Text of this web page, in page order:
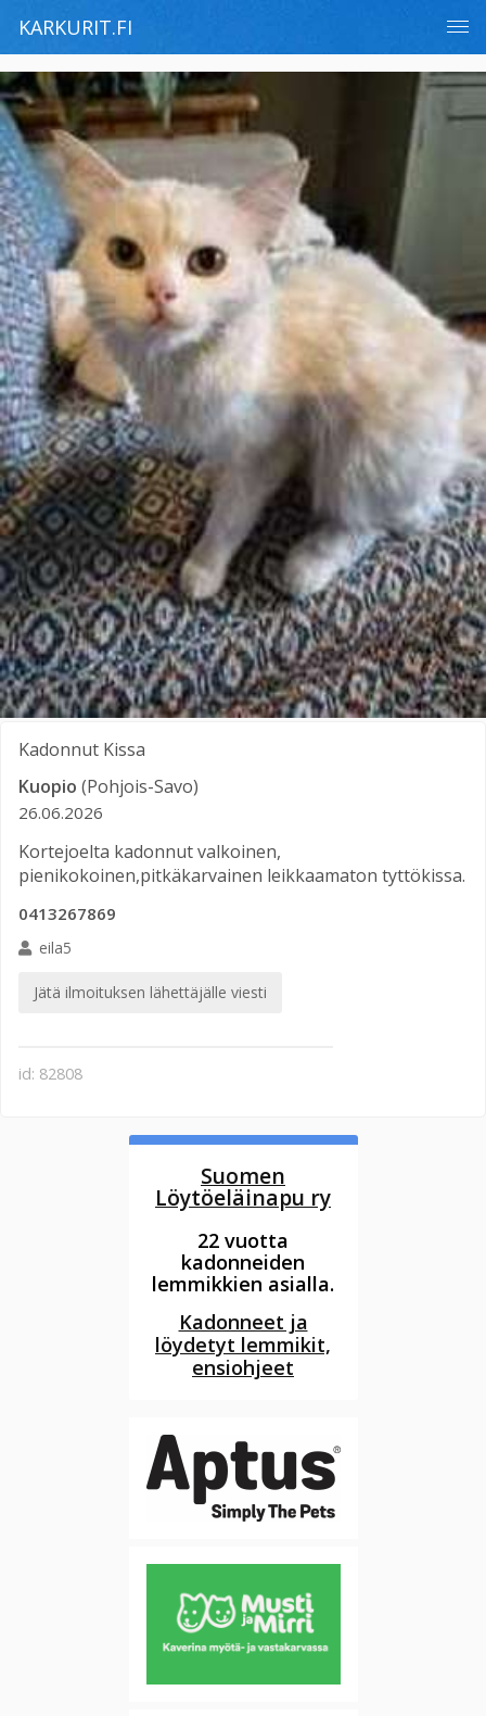
KARKURIT.FI
Kadonnut Kissa
Kuopio (Pohjois-Savo)
26.06.2026
Kortejoelta kadonnut valkoinen,
pienikokoinen,pitkäkarvainen leikkaamaton tyttökissa.
0413267869
eila5
Jätä ilmoituksen lähettäjälle viesti
id: 82808
Suomen
Löytöeläinapu ry
22 vuotta
kadonneiden
lemmikkien asialla.
Kadonneet ja
löydetyt lemmikit,
ensiohjeet